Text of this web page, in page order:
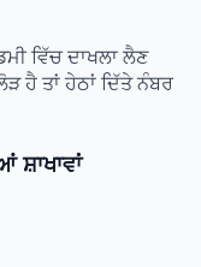
ਵਿੱਚ ਦਾਖਲਾ ਲੈਣ
ਹੈ ਤਾਂ ਹੇਠਾਂ ਦਿੱਤੇ ਨੰਬਰ